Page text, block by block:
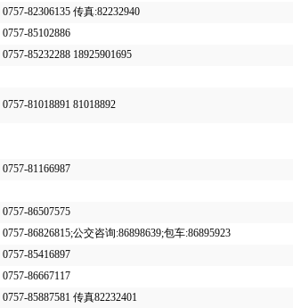
0757-82306135 传真:82232940
0757-85102886
0757-85232288 18925901695
0757-81018891 81018892
0757-81166987
0757-86507575
0757-86826815;公交咨询:86898639;包车:86895923
0757-85416897
0757-86667117
0757-85887581 传真82232401